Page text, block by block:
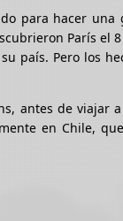
para hacer
París el
país. Pero los
antes de viajar
en Chile,